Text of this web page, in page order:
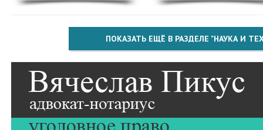
ПОКАЗАТЬ ЕЩЁ В РАЗДЕЛЕ "НАУКА И